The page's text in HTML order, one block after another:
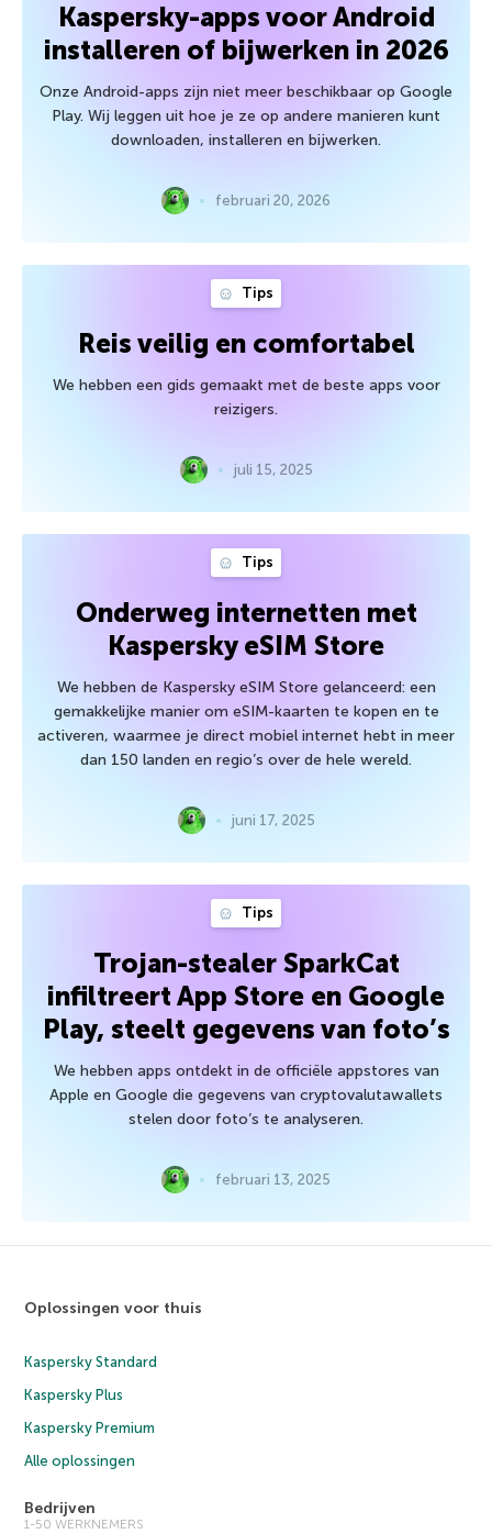
Kaspersky-apps voor Android
installeren of bijwerken in 2026
Onze Android-apps zijn niet meer beschikbaar op Google
Play. Wij leggen uit hoe je ze op andere manieren kunt
downloaden, installeren en bijwerken.
februari 20, 2026
Tips
Reis veilig en comfortabel
We hebben een gids gemaakt met de beste apps voor
reizigers.
juli 15, 2025
Tips
Onderweg internetten met
Kaspersky eSIM Store
We hebben de Kaspersky eSIM Store gelanceerd: een
gemakkelijke manier om eSIM-kaarten te kopen en te
activeren, waarmee je direct mobiel internet hebt in meer
dan 150 landen en regio’s over de hele wereld.
juni 17, 2025
Tips
Trojan-stealer SparkCat
infiltreert App Store en Google
Play, steelt gegevens van foto’s
We hebben apps ontdekt in de officiële appstores van
Apple en Google die gegevens van cryptovalutawallets
stelen door foto’s te analyseren.
februari 13, 2025
Oplossingen voor thuis
Kaspersky Standard
Kaspersky Plus
Kaspersky Premium
Alle oplossingen
Bedrijven
1-50 WERKNEMERS